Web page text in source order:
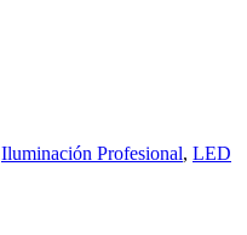
Iluminación Profesional, LED